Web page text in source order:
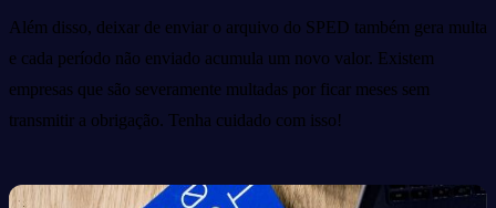
Além disso, deixar de enviar o arquivo do SPED também gera multa
e cada período não enviado acumula um novo valor. Existem
empresas que são severamente multadas por ficar meses sem
transmitir a obrigação. Tenha cuidado com isso!